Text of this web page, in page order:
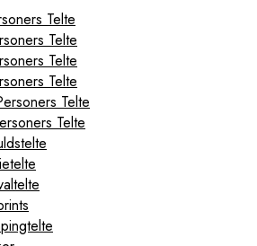
Telte
Telte
Telte
Telte
Telte
Telte